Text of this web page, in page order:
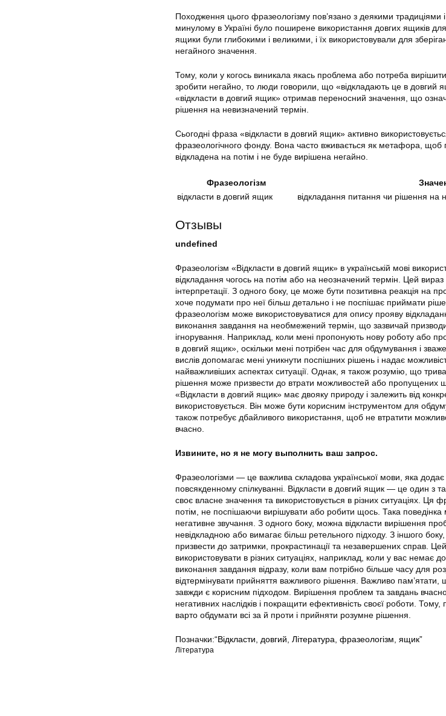
Походження цього фразеологізму пов’язано з деякими традиціями
минулому в Україні було поширене використання довгих ящиків для
ящики були глибокими і великими, і їх використовували для
негайного значення.
Тому, коли у когось виникала якась проблема або потреба
зробити негайно, то люди говорили, що «відкладають це в довгий
«відкласти в довгий ящик» отримав переносний значення, що
рішення на невизначений термін.
Сьогодні фраза «відкласти в довгий ящик» активно
фразеологічного фонду. Вона часто вживається як метафора,
відкладена на потім і не буде вирішена негайно.
Фразеологізм
відкласти в довгий ящик
відкладання питання чи рішення на
Отзывы
undefined
Фразеологізм «Відкласти в довгий ящик» в українській мові
відкладання чогось на потім або на неозначений термін. Цей вираз
інтерпретації. З одного боку, це може бути позитивна реакція на
хоче подумати про неї більш детально і не поспішає приймати
фразеологізм може використовуватися для опису прояву
виконання завдання на необмежений термін, що зазвичай
ігнорування. Наприклад, коли мені пропонують нову роботу або
в довгий ящик», оскільки мені потрібен час для обдумування і
вислів допомагає мені уникнути поспішних рішень і надає
найважливіших аспектах ситуації. Однак, я також розумію, що
рішення може призвести до втрати можливостей або пропущених
«Відкласти в довгий ящик» має двояку природу і залежить від
використовується. Він може бути корисним інструментом для
також потребує дбайливого використання, щоб не втратити
вчасно.
Извините, но я не могу выполнить ваш запрос.
Фразеологізми — це важлива складова української мови, яка додає
повсякденному спілкуванні. Відкласти в довгий ящик — це один з
своє власне значення та використовується в різних ситуаціях. Ця
потім, не поспішаючи вирішувати або робити щось. Така поведінка
негативне звучання. З одного боку, можна відкласти вирішення
невідкладною або вимагає більш ретельного підходу. З іншого
призвести до затримки, прокрастинації та незавершених справ.
використовувати в різних ситуаціях, наприклад, коли у вас немає
виконання завдання відразу, коли вам потрібно більше часу для
відтермінувати прийняття важливого рішення. Важливо
завжди є корисним підходом. Вирішення проблем та завдань
негативних наслідків і покращити ефективність своєї роботи.
варто обдумати всі за й проти і прийняти розумне рішення.
Позначки:“Відкласти довгий Література фразеологізм ящик”
Література